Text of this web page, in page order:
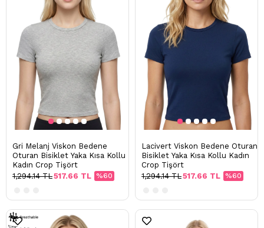
Gri Melanj Viskon Bedene
Oturan Bisiklet Yaka Kısa Kollu
Kadın Crop Tişört
%60
517.66 TL
1,294.14 TL
Lacivert Viskon Bedene Oturan
Bisiklet Yaka Kısa Kollu Kadın
Crop Tişört
%60
517.66 TL
1,294.14 TL